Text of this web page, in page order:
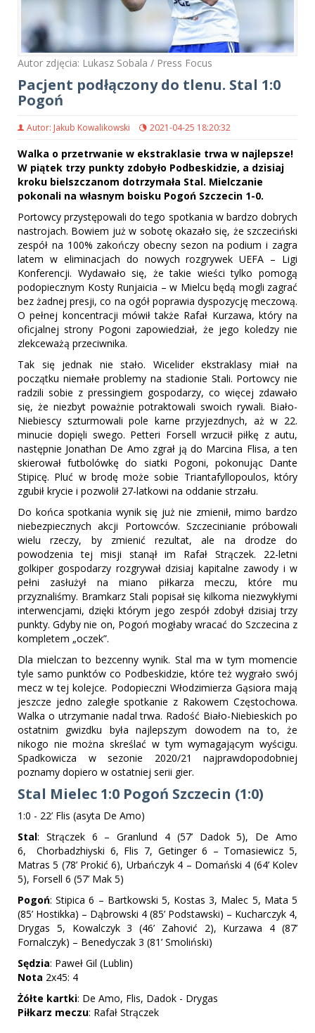
Autor zdjęcia: Lukasz Sobala / Press Focus
Pacjent podłączony do tlenu. Stal 1:0
Pogoń
Autor: Jakub Kowalikowski 2021-04-25 18:20:32
Walka o przetrwanie w ekstraklasie trwa w najlepsze!
W piątek trzy punkty zdobyło Podbeskidzie, a dzisiaj
kroku bielszczanom dotrzymała Stal. Mielczanie
pokonali na własnym boisku Pogoń Szczecin 1-0.
Portowcy przystępowali do tego spotkania w bardzo dobrych
nastrojach. Bowiem już w sobotę okazało się, że szczeciński
zespół na 100% zakończy obecny sezon na podium i zagra
latem w eliminacjach do nowych rozgrywek UEFA – Ligi
Konferencji. Wydawało się, że takie wieści tylko pomogą
podopiecznym Kosty Runjaicia – w Mielcu będą mogli zagrać
bez żadnej presji, co na ogół poprawia dyspozycję meczową.
O pełnej koncentracji mówił także Rafał Kurzawa, który na
oficjalnej strony Pogoni zapowiedział, że jego koledzy nie
zlekceważą przeciwnika.
Tak się jednak nie stało. Wicelider ekstraklasy miał na
początku niemałe problemy na stadionie Stali. Portowcy nie
radzili sobie z pressingiem gospodarzy, co więcej zdawało
się, że niezbyt poważnie potraktowali swoich rywali. Biało-
Niebiescy szturmowali pole karne przyjezdnych, aż w 22.
minucie dopięli swego. Petteri Forsell wrzucił piłkę z autu,
następnie Jonathan De Amo zgrał ją do Marcina Flisa, a ten
skierował futbolówkę do siatki Pogoni, pokonując Dante
Stipicę. Pluć w brodę może sobie Triantafyllopoulos, który
zgubił krycie i pozwolił 27-latkowi na oddanie strzału.
Do końca spotkania wynik się już nie zmienił, mimo bardzo
niebezpiecznych akcji Portowców. Szczecinianie próbowali
wielu rzeczy, by zmienić rezultat, ale na drodze do
powodzenia tej misji stanął im Rafał Strączek. 22-letni
golkiper gospodarzy rozgrywał dzisiaj kapitalne zawody i w
pełni zasłużył na miano piłkarza meczu, które mu
przyznaliśmy. Bramkarz Stali popisał się kilkoma niezwykłymi
interwencjami, dzięki którym jego zespół zdobył dzisiaj trzy
punkty. Gdyby nie on, Pogoń mogłaby wracać do Szczecina z
kompletem „oczek”.
Dla mielczan to bezcenny wynik. Stal ma w tym momencie
tyle samo punktów co Podbeskidzie, które też wygrało swój
mecz w tej kolejce. Podopieczni Włodzimierza Gąsiora mają
jeszcze jedno zaległe spotkanie z Rakowem Częstochowa.
Walka o utrzymanie nadal trwa. Radość Biało-Niebieskich po
ostatnim gwizdku była najlepszym dowodem na to, że
nikogo nie można skreślać w tym wymagającym wyścigu.
Spadkowicza w sezonie 2020/21 najprawdopodobniej
poznamy dopiero w ostatniej serii gier.
Stal Mielec 1:0 Pogoń Szczecin (1:0)
1:0 - 22’ Flis (asyta De Amo)
Stal: Strączek 6 – Granlund 4 (57’ Dadok 5), De Amo
6, Chorbadzhiyski 6, Flis 7, Getinger 6 – Tomasiewicz 5,
Matras 5 (78’ Prokić 6), Urbańczyk 4 – Domański 4 (64’ Kolev
5), Forsell 6 (57’ Mak 5)
Pogoń: Stipica 6 – Bartkowski 5, Kostas 3, Malec 5, Mata 5
(85’ Hostikka) – Dąbrowski 4 (85’ Podstawski) – Kucharczyk 4,
Drygas 5, Kowalczyk 3 (46’ Zahović 2), Kurzawa 4 (87’
Fornalczyk) – Benedyczak 3 (81’ Smoliński)
Sędzia: Paweł Gil (Lublin)
Nota 2x45: 4
Żółte kartki: De Amo, Flis, Dadok - Drygas
Piłkarz meczu: Rafał Strączek